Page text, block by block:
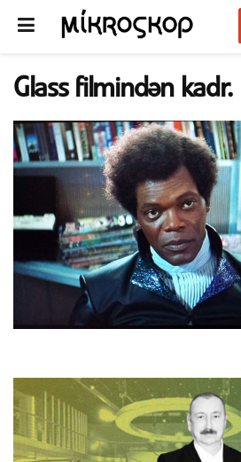
Glass filmindən